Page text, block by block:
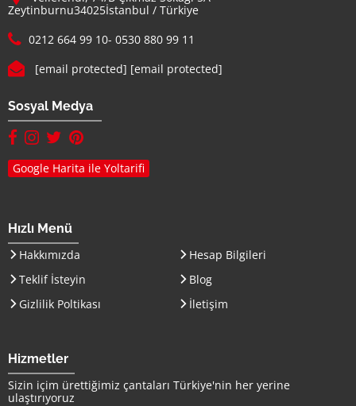
Zeytinburnu34025İstanbul / Türkiye
Telefon :
0212 664 99 10- 0530 880 99 11
E-mail :
[email protected] [email protected]
Sosyal Medya
facebook hesabımız(yeni sayfada açılır)
instagram hesabımız(yeni sayfada açılır)
twitter hesabımız(yeni sayfada açılır)
pinterest hesabımız (yeni sayfada açılır)
Google Harita ile Yoltarifi
Hızlı Menü
Hakkımızda
Hesap Bilgileri
Teklif İsteyin
Blog
Gizlilik Poltikası
İletişim
Hizmetler
Sizin içim ürettiğimiz çantaları Türkiye'nin her yerine
ulaştırıyoruz